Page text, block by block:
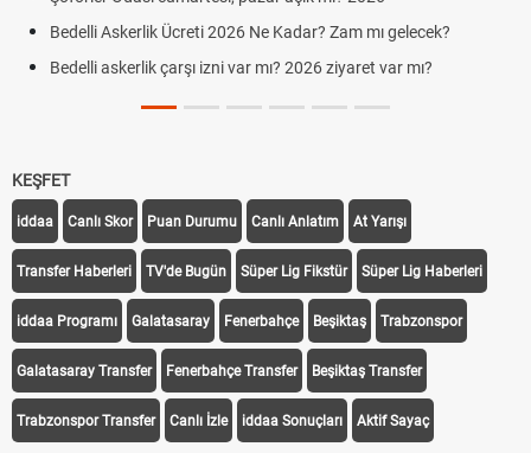
Bedelli Askerlik Ücreti 2026 Ne Kadar? Zam mı gelecek?
Bedelli askerlik çarşı izni var mı? 2026 ziyaret var mı?
KEŞFET
iddaa Canlı Skor Puan Durumu Canlı Anlatım At Yarışı
Transfer Haberleri TV'de Bugün Süper Lig Fikstür Süper Lig Haberleri
iddaa Programı Galatasaray Fenerbahçe Beşiktaş Trabzonspor
Galatasaray Transfer Fenerbahçe Transfer Beşiktaş Transfer
Trabzonspor Transfer Canlı İzle iddaa Sonuçları Aktif Sayaç